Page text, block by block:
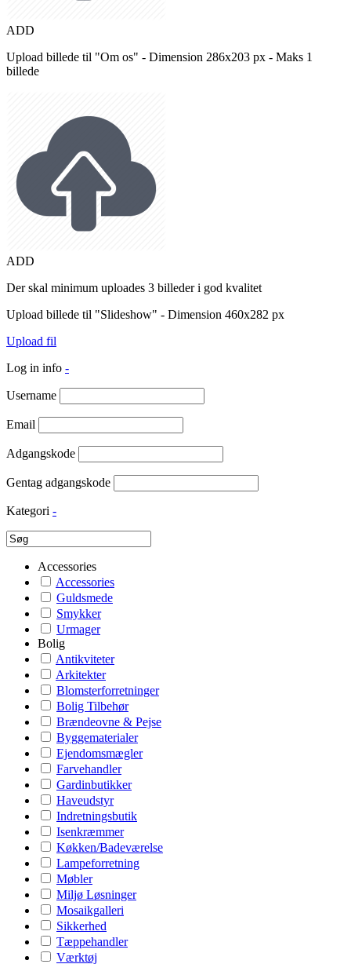
ADD
Upload billede til "Om os" - Dimension 286x203 px - Maks 1
billede
ADD
Der skal minimum uploades 3 billeder i god kvalitet
Upload billede til "Slideshow" - Dimension 460x282 px
Upload fil
Log in info -
Username
Email
Adgangskode
Gentag adgangskode
Kategori -
Accessories
Accessories
Guldsmede
Smykker
Urmager
Bolig
Antikviteter
Arkitekter
Blomsterforretninger
Bolig Tilbehør
Brændeovne & Pejse
Byggematerialer
Ejendomsmægler
Farvehandler
Gardinbutikker
Haveudstyr
Indretningsbutik
Isenkræmmer
Køkken/Badeværelse
Lampeforretning
Møbler
Miljø Løsninger
Mosaikgalleri
Sikkerhed
Tæppehandler
Værktøj